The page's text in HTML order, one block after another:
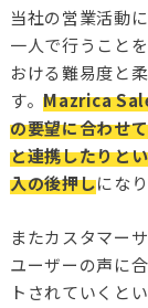
当社の営業活動
一人で行うこと
おける難易度と
す。Mazrica
の要望に合わせ
と連携したりと
入の後押しにな
またカスタマー
ユーザーの声に
トされていくと